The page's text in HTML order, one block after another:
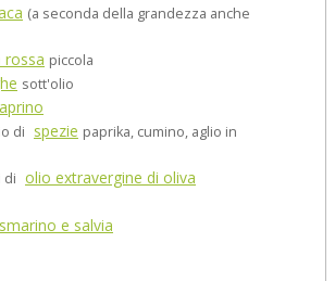
(a seconda della grandezza anche
rossa piccola
sott'olio
di spezie paprika, cumino, aglio in
di olio extravergine di oliva
e salvia